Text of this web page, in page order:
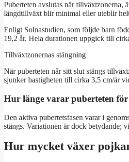
Puberteten avslutas när tillväxtzonerna,
längdtillväxt blir minimal eller uteblir
Enligt Solnastudien, som följde barn
19,2 år. Hela durationen uppgick till
Tillväxtzonernas stängning
När puberteten når sitt slut stängs
sjunker hastigheten till cirka 3,5 cm/år
Hur länge varar puberteten
Den aktiva pubertetsfasen varar i
stängs. Variationen är dock betydande;
Hur mycket växer